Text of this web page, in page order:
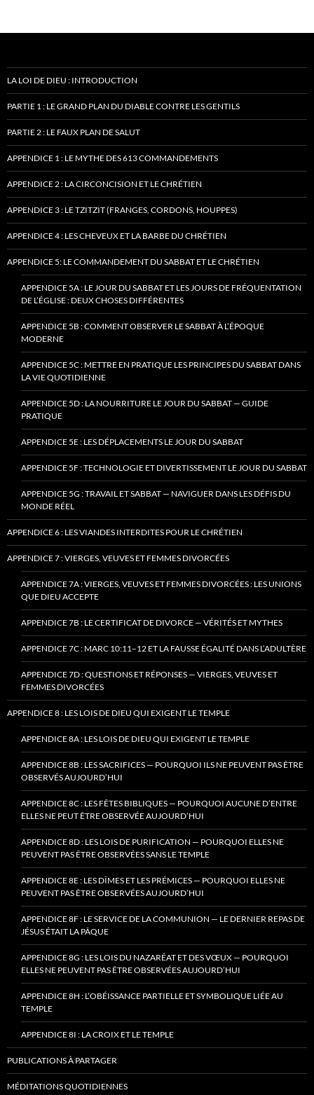
LA LOI DE DIEU : INTRODUCTION
PARTIE 1 : LE GRAND PLAN DU DIABLE CONTRE LES GENTILS
PARTIE 2 : LE FAUX PLAN DE SALUT
APPENDICE 1 : LE MYTHE DES 613 COMMANDEMENTS
APPENDICE 2 : LA CIRCONCISION ET LE CHRÉTIEN
APPENDICE 3 : LE TZITZIT (FRANGES, CORDONS, HOUPPES)
APPENDICE 4 : LES CHEVEUX ET LA BARBE DU CHRÉTIEN
APPENDICE 5: LE COMMANDEMENT DU SABBAT ET LE CHRÉTIEN
APPENDICE 5A : LE JOUR DU SABBAT ET LES JOURS DE FRÉQUENTATION
DE L’ÉGLISE : DEUX CHOSES DIFFÉRENTES
APPENDICE 5B : COMMENT OBSERVER LE SABBAT À L’ÉPOQUE
MODERNE
APPENDICE 5C : METTRE EN PRATIQUE LES PRINCIPES DU SABBAT DANS
LA VIE QUOTIDIENNE
APPENDICE 5D : LA NOURRITURE LE JOUR DU SABBAT — GUIDE
PRATIQUE
APPENDICE 5E : LES DÉPLACEMENTS LE JOUR DU SABBAT
APPENDICE 5F : TECHNOLOGIE ET DIVERTISSEMENT LE JOUR DU SABBAT
APPENDICE 5G : TRAVAIL ET SABBAT — NAVIGUER DANS LES DÉFIS DU
MONDE RÉEL
APPENDICE 6 : LES VIANDES INTERDITES POUR LE CHRÉTIEN
APPENDICE 7 : VIERGES, VEUVES ET FEMMES DIVORCÉES
APPENDICE 7A : VIERGES, VEUVES ET FEMMES DIVORCÉES : LES UNIONS
QUE DIEU ACCEPTE
APPENDICE 7B : LE CERTIFICAT DE DIVORCE — VÉRITÉS ET MYTHES
APPENDICE 7C : MARC 10:11–12 ET LA FAUSSE ÉGALITÉ DANS L’ADULTÈRE
APPENDICE 7D : QUESTIONS ET RÉPONSES — VIERGES, VEUVES ET
FEMMES DIVORCÉES
APPENDICE 8 : LES LOIS DE DIEU QUI EXIGENT LE TEMPLE
APPENDICE 8A : LES LOIS DE DIEU QUI EXIGENT LE TEMPLE
APPENDICE 8B : LES SACRIFICES — POURQUOI ILS NE PEUVENT PAS ÊTRE
OBSERVÉS AUJOURD’HUI
APPENDICE 8C : LES FÊTES BIBLIQUES — POURQUOI AUCUNE D’ENTRE
ELLES NE PEUT ÊTRE OBSERVÉE AUJOURD’HUI
APPENDICE 8D : LES LOIS DE PURIFICATION — POURQUOI ELLES NE
PEUVENT PAS ÊTRE OBSERVÉES SANS LE TEMPLE
APPENDICE 8E : LES DÎMES ET LES PRÉMICES — POURQUOI ELLES NE
PEUVENT PAS ÊTRE OBSERVÉES AUJOURD’HUI
APPENDICE 8F : LE SERVICE DE LA COMMUNION — LE DERNIER REPAS DE
JÉSUS ÉTAIT LA PÂQUE
APPENDICE 8G : LES LOIS DU NAZARÉAT ET DES VŒUX — POURQUOI
ELLES NE PEUVENT PAS ÊTRE OBSERVÉES AUJOURD’HUI
APPENDICE 8H : L’OBÉISSANCE PARTIELLE ET SYMBOLIQUE LIÉE AU
TEMPLE
APPENDICE 8I : LA CROIX ET LE TEMPLE
PUBLICATIONS À PARTAGER
MÉDITATIONS QUOTIDIENNES